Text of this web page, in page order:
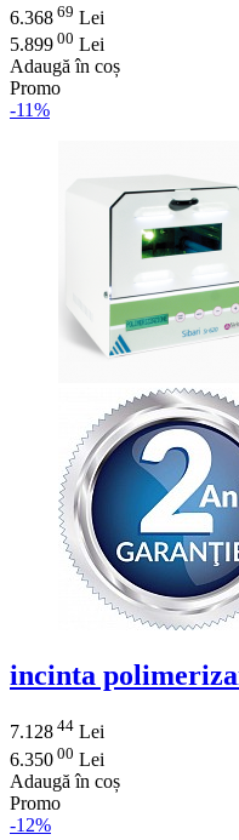
6.368 69 Lei
5.899 00 Lei
Adaugă în coș
Promo
-11%
incinta
7.128 44 Lei
6.350 00 Lei
Adaugă în coș
Promo
-12%